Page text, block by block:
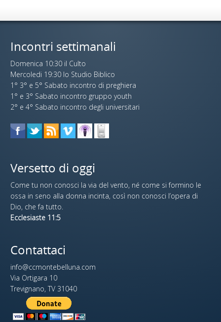
Incontri settimanali
Domenica 10:30 il Culto
Mercoledi 19:30 lo Studio Biblico
1° 3° e 5° Sabato incontro di preghiera
1° e 3° Sabato incontro gruppo youth
2° e 4° Sabato incontro degli universitari
Versetto di oggi
Come tu non conosci la via del vento, né come si formino le
ossa in seno alla donna incinta, così non conosci l’opera di
Dio, che fa tutto.
Ecclesiaste 11:5
Contattaci
info@ccmontebelluna.com
Via Ortigara 10
Trevignano, TV 31040